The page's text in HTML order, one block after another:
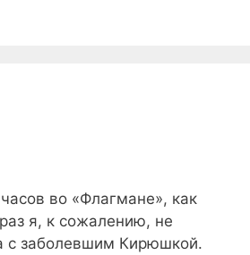
во «Флагмане», как
я, к сожалению, не
с заболевшим Кирюшкой.